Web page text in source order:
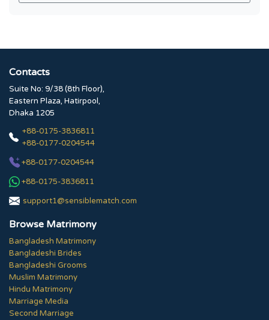
Contacts
Suite No: 9/38 (8th Floor),
Eastern Plaza, Hatirpool,
Dhaka 1205
+88-0175-3836811
+88-0177-0204544
+88-0177-0204544
+88-0175-3836811
support1@sensiblematch.com
Browse Matrimony
Bangladesh Matrimony
Bangladeshi Brides
Bangladeshi Grooms
Muslim Matrimony
Hindu Matrimony
Marriage Media
Second Marriage